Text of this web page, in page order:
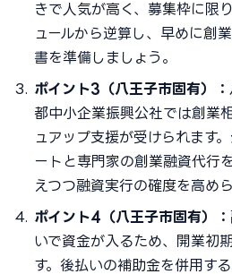
きで人気が高く、募集枠に限
ュールから逆算し、早めに創
書を準備しましょう。
ポイント3（八王子市固有）：
都中小企業振興公社では創業
ュアップ支援が受けられます
ートと専門家の創業融資代行
えつつ融資実行の確度を高めら
ポイント4（八王子市固有）：
いで資金が入るため、開業初
す。後払いの補助金を併用す